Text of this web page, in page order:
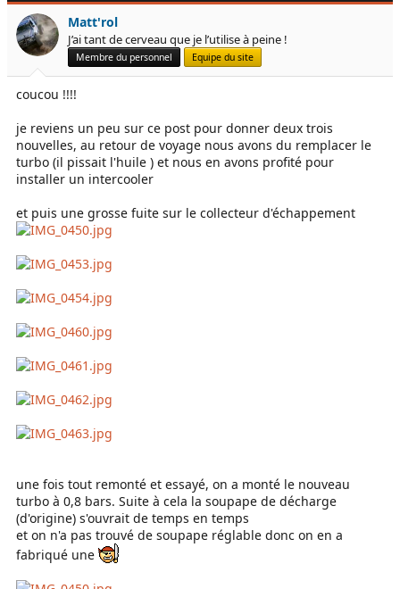
Matt'rol
J’ai tant de cerveau que je l’utilise à peine !
Membre du personnel Equipe du site
coucou !!!!
je reviens un peu sur ce post pour donner deux trois
nouvelles, au retour de voyage nous avons du remplacer le
turbo (il pissait l'huile ) et nous en avons profité pour
installer un intercooler
et puis une grosse fuite sur le collecteur d'échappement
une fois tout remonté et essayé, on a monté le nouveau
turbo à 0,8 bars. Suite à cela la soupape de décharge
(d'origine) s'ouvrait de temps en temps
et on n'a pas trouvé de soupape réglable donc on en a
fabriqué une